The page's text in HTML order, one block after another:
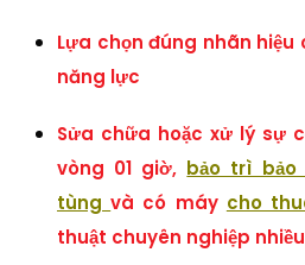
Lựa chọn đúng nhãn
năng lực
Sửa chữa hoặc xử lý sự
vòng 01 giờ, bảo trì
tùngvà có máy cho
thuật chuyên nghiệp